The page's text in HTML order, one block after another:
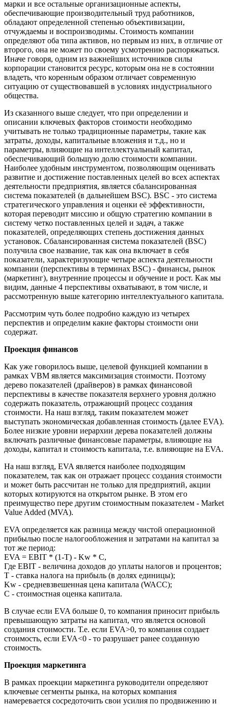
марки и все остальные организационные аспекты,
обеспечивающие производительный труд работников,
обладают определенной степенью объективизации,
отчуждаемы и воспроизводимы. Стоимость компании
определяют оба типа активов, но первым из них, в отличие от
второго, она не может по своему усмотрению распоряжаться.
Иначе говоря, одним из важнейших источников силы
корпорации становится ресурс, которым она не в состоянии
владеть, что коренным образом отличает современную
ситуацию от существовавшей в условиях индустриального
общества.
Из сказанного выше следует, что при определении и
описании ключевых факторов стоимости необходимо
учитывать не только традиционные параметры, такие как
затраты, доходы, капитальные вложения и т.д., но и
параметры, влияющие на интеллектуальный капитал,
обеспечивающий большую долю стоимости компании.
Наиболее удобным инструментом, позволяющим оценивать
развитие и достижение поставленных целей во всех аспектах
деятельности предприятия, является сбалансированная
система показателей (в дальнейшем BSC). BSC - это система
стратегического управления и оценки её эффективности,
которая переводит миссию и общую стратегию компании в
систему четко поставленных целей и задач, а также
показателей, определяющих степень достижения данных
установок. Сбалансированная система показателей (BSC)
получила свое название, так как она включает в себя
показатели, характеризующие четыре аспекта деятельности
компании (перспективы в терминах BSC) - финансы, рынок
(маркетинг), внутренние процессы и обучение и рост. Как мы
видим, данные 4 перспективы охватывают, в том числе, и
рассмотренную выше категорию интеллектуального капитала.
Рассмотрим чуть более подробно каждую из четырех
перспектив и определим какие факторы стоимости они
содержат.
Проекция финансов
Как уже говорилось выше, целевой функцией компании в
рамках VBM является максимизация стоимости. Поэтому
дерево показателей (драйверов) в рамках финансовой
перспективы в качестве показателя верхнего уровня должно
содержать показатель, отражающий процесс создания
стоимости. На наш взгляд, таким показателем может
выступать экономическая добавленная стоимость (далее EVA).
Более низкие уровни иерархии дерева показателей должны
включать различные финансовые параметры, влияющие на
доходы, капитал и стоимость капитала, т.е. влияющие на EVA.
На наш взгляд, EVA является наиболее подходящим
показателем, так как он отражает процесс создания стоимости
и может быть рассчитан не только для предприятий, акции
которых котируются на открытом рынке. В этом его
преимущество пере другим стоимостным показателем - Market
Value Added (MVA).
EVA определяется как разница между чистой операционной
прибылью после налогообложения и затратами на капитал за
тот же период:
EVA = EBIT * (1-T) - Kw * C,
Где EBIT - величина доходов до уплаты налогов и процентов;
T - ставка налога на прибыль (в долях единицы);
Kw - средневзвешенная цена капитала (WACC);
C - стоимостная оценка капитала.
В случае если EVA больше 0, то компания приносит прибыль
превышающую затраты на капитал, что является основой
создания стоимости. Т.е. если EVA>0, то компания создает
стоимость, если EVA<0 - то разрушает ранее созданную
стоимость.
Проекция маркетинга
В рамках проекции маркетинга руководители определяют
ключевые сегменты рынка, на которых компания
намеревается сосредоточить свои усилия по продвижению и